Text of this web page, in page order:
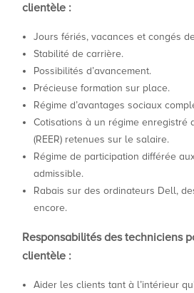
clientèle :
Jours fériés, vacances et congés
Stabilité de carrière.
Possibilités d’avancement.
Précieuse formation sur place.
Régime d’avantages sociaux
Cotisations à un régime enregistré
(REER) retenues sur le salaire.
Régime de participation différée
admissible.
Rabais sur des ordinateurs Dell,
encore.
Responsabilités des techniciens
clientèle :
Aider les clients tant à l’intérieur